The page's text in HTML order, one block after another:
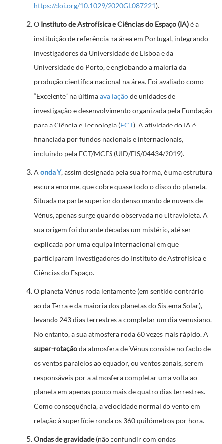
https://doi.org/10.1029/2020GL087221).
O Instituto de Astrofísica e Ciências do Espaço (IA)é a
instituição de referência na área em Portugal, integrando
investigadores da Universidade de Lisboa e da
Universidade do Porto, e englobando a maioria da
produção científica nacional na área. Foi avaliado como
“Excelente” na últimaavaliaçãode unidades de
investigação e desenvolvimento organizada pela Fundação
para a Ciência e Tecnologia (FCT). A atividade do IA é
financiada por fundos nacionais e internacionais,
incluindo pela FCT/MCES (UID/FIS/04434/2019).
A onda Y, assim designada pela sua forma, é uma estrutura
escura enorme, que cobre quase todo o disco do planeta.
Situada na parte superior do denso manto de nuvens de
Vénus, apenas surge quando observada no ultravioleta. A
sua origem foi durante décadas um mistério, até ser
explicada por uma equipa internacional em que
participaram investigadores do Instituto de Astrofísica e
Ciências do Espaço.
O planeta Vénus roda lentamente (em sentido contrário
ao da Terra e da maioria dos planetas do Sistema Solar),
levando 243 dias terrestres a completar um dia venusiano.
No entanto, a sua atmosfera roda 60 vezes mais rápido. A
super-rotaçãoda atmosfera de Vénus consiste no facto de
os ventos paralelos ao equador, ou ventos zonais, serem
responsáveis por a atmosfera completar uma volta ao
planeta em apenas pouco mais de quatro dias terrestres.
Como consequência, a velocidade normal do vento em
relação à superfície ronda os 360 quilómetros por hora.
Ondas de gravidade(não confundir com ondas